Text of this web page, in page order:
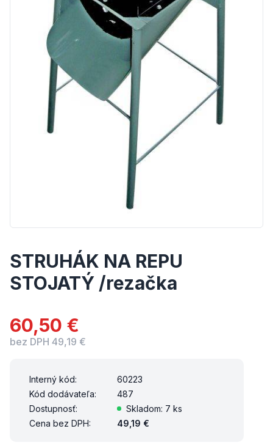
STRUHÁK NA REPU
STOJATÝ /rezačka
60,50 €
bez DPH 49,19 €
Interný kód:
60223
Kód dodávateľa:
487
Dostupnosť:
Skladom: 7 ks
Cena bez DPH:
49,19 €